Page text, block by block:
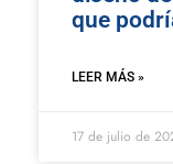
que
LEER MÁS »
17 de julio de